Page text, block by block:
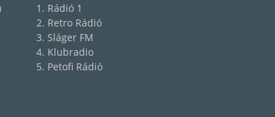
Rádió 1
Retro Rádió
Sláger FM
Klubradio
Petofi Rádió